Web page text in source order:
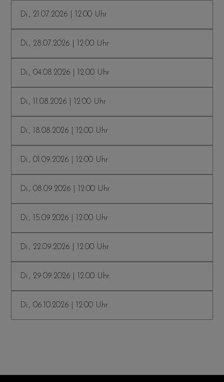
Di., 21.07.2026 | 12:00 Uhr
Di., 28.07.2026 | 12:00 Uhr
Di., 04.08.2026 | 12:00 Uhr
Di., 11.08.2026 | 12:00 Uhr
Di., 18.08.2026 | 12:00 Uhr
Di., 01.09.2026 | 12:00 Uhr
Di., 08.09.2026 | 12:00 Uhr
Di., 15.09.2026 | 12:00 Uhr
Di., 22.09.2026 | 12:00 Uhr
Di., 29.09.2026 | 12:00 Uhr
Di., 06.10.2026 | 12:00 Uhr